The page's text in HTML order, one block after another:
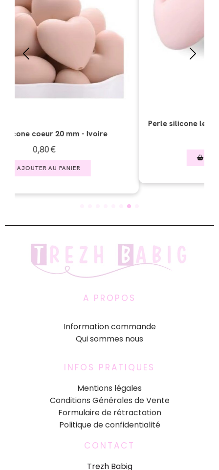
Perle silicone lentille ~ 15 x 7 mm - Rose pastel
0,50
A PROPOS
Information commande
Qui sommes nous
INFOS PRATIQUES
Mentions légales
Conditions Générales de Vente
Formulaire de rétractation
Politique de confidentialité
CONTACT
Trezh Babig